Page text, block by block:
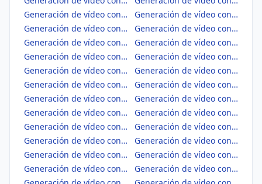
Generación de vídeo con IA en Ciudad Real
Generación de vídeo con IA en Córdoba
Generación de vídeo con IA en Coruña, A
Generación de vídeo con IA en Cuenca
Generación de vídeo con IA en Gipuzkoa
Generación de vídeo con IA en Girona
Generación de vídeo con IA en Granada
Generación de vídeo con IA en Guadalajara
Generación de vídeo con IA en Huelva
Generación de vídeo con IA en Huesca
Generación de vídeo con IA en Jaén
Generación de vídeo con IA en León
Generación de vídeo con IA en Lleida
Generación de vídeo con IA en Lugo
Generación de vídeo con IA en Madrid
Generación de vídeo con IA en Málaga
Generación de vídeo con IA en Melilla
Generación de vídeo con IA en Murcia
Generación de vídeo con IA en Navarra
Generación de vídeo con IA en Ourense
Generación de vídeo con IA en Palencia
Generación de vídeo con IA en Palmas, Las
Generación de vídeo con IA en Pontevedra
Generación de vídeo con IA en Rioja, La